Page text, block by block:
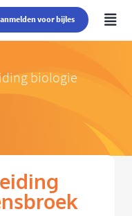
voor bijles
biologie